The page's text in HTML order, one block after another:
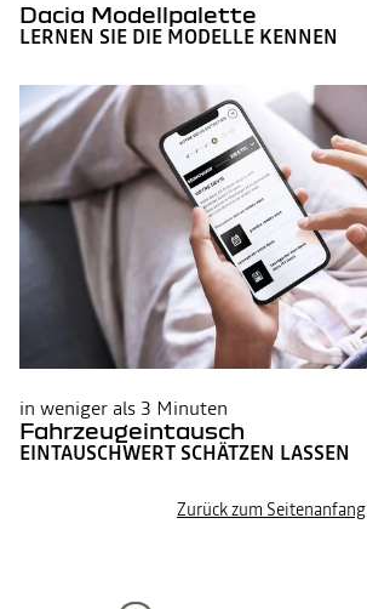
Dacia Modellpalette
LERNEN SIE DIE MODELLE KENNEN
in weniger als 3 Minuten
Fahrzeugeintausch
EINTAUSCHWERT SCHÄTZEN LASSEN
Zurück zum Seitenanfang